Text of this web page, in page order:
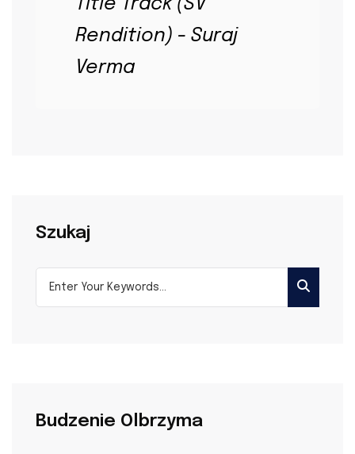
Title Track (SV
Rendition) - Suraj
Verma
Szukaj
Budzenie Olbrzyma